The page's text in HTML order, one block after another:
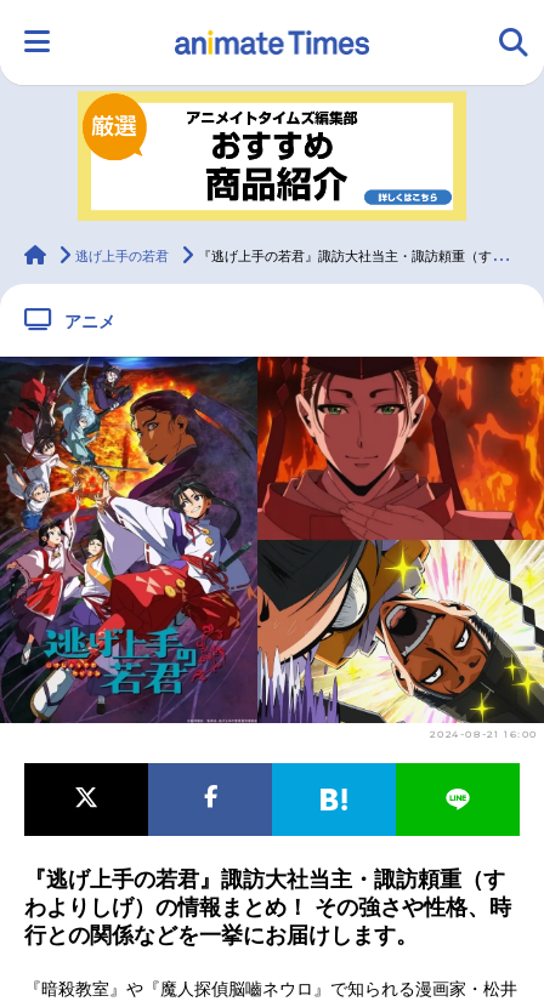
ランキング アニメ
ラジオ みんなの声
2.5次元 配信・Vtuber トレンド 無料マンガ
最新記事一覧
アニメ記事一覧 声優記事一覧
アニメ映画一覧 実写化映画一覧
今期アニメ曜日別一覧
春アニメ 夏アニメ
男性声優/女性声優一覧
animateTimes
逃げ上手の若君 『逃げ上手の若君』諏訪大社当主・諏訪頼重（すわよりしげ）の情報まとめ
アニメ
2024-08-21 16:00
『逃げ上手の若君』諏訪大社当主・諏訪頼重（す
わよりしげ）の情報まとめ！ その強さや性格、時
行との関係などを一挙にお届けします。
『暗殺教室』や『魔人探偵脳嚙ネウロ』で知られる漫画家・松井